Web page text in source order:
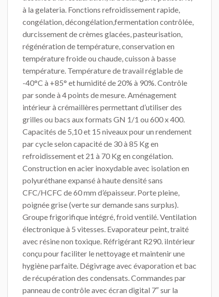
à la gelateria. Fonctions refroidissement rapide,
congélation, décongélation,fermentation contrôlée,
durcissement de crèmes glacées, pasteurisation,
régénération de température, conservation en
température froide ou chaude, cuisson à basse
température. Température de travail réglable de
-40°C à +85° et humidité de 20% à 90%. Contrôle
par sonde à 4 points de mesure. Aménagement
intérieur à crémaillères permettant d’utiliser des
grilles ou bacs aux formats GN 1/1 ou 600 x 400.
Capacités de 5,10 et 15 niveaux pour un rendement
par cycle selon capacité de 30 à 85 Kg en
refroidissement et 21 à 70 Kg en congélation.
Construction en acier inoxydable avec isolation en
polyuréthane expansé à haute densité sans
CFC/HCFC de 60 mm d’épaisseur. Porte pleine,
poignée grise (verte sur demande sans surplus).
Groupe frigorifique intégré, froid ventilé. Ventilation
électronique à 5 vitesses. Evaporateur peint, traité
avec résine non toxique. Réfrigérant R290. iIntérieur
conçu pour faciliter le nettoyage et maintenir une
hygiène parfaite. Dégivrage avec évaporation et bac
de récupération des condensats. Commandes par
panneau de contrôle avec écran digital 7″ sur la